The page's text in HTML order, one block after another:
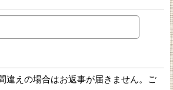
違えの場合はお返事が届きません。ご